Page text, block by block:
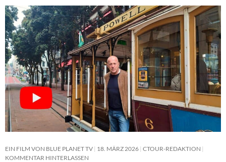
EIN FILM VON BLUE PLANET TV 18. MÄRZ 2026 CTOUR-REDAKTION
KOMMENTAR HINTERLASSEN